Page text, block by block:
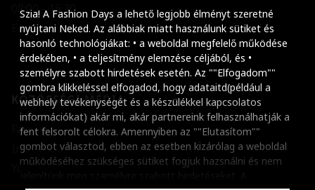
Szia! A Fashion Days a lehető legjobb élményt szeretné
nyújtani Neked. Az alábbiak miatt használunk sütiket és
hasonló technológiákat: • a weboldal megfelelő működése
érdekében, • a teljesítmény elemzése céljából, és •
személyre szabott hirdetések esetén. Az ""Elfogadom""
gombra klikkeléssel elfogadod, hogy adataitd(például a
webhely tevékenységét és a készülékkel kapcsolatos
információkat) akár mi, akár partnereink felhasználhatják a
fent felsorolt célokra. Amennyiben az ""Elutasítom""
gombot választod, ebben az esetben kizárólag a weboldal
működéséhez szükséges sütiket fogjuk hazsnálni és nem
08:00 - 16:30
E-mail küldése
KÖZÖSSÉGI MÉDIA
Facebook
Instagram
Youtube
Szöveg méretének
Szóköz növelése
Szóköz csökkentése
Sortávolság
Sortávolság
Színek invertálása